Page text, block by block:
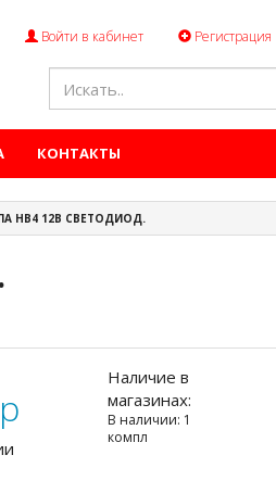
Войти в кабинет Регистрация
КОНТАКТЫ
НB4 12В СВЕТОДИОД.
p
Наличие в
магазинах:
В наличии: 1
компл